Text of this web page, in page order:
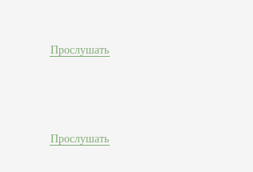
Прослушать
Прослушать